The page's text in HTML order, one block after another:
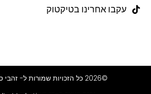
עקבו אחרינו בטיקטוק
©2026 כל הזכויות שמורות ל- זהבי סחר בע"מ